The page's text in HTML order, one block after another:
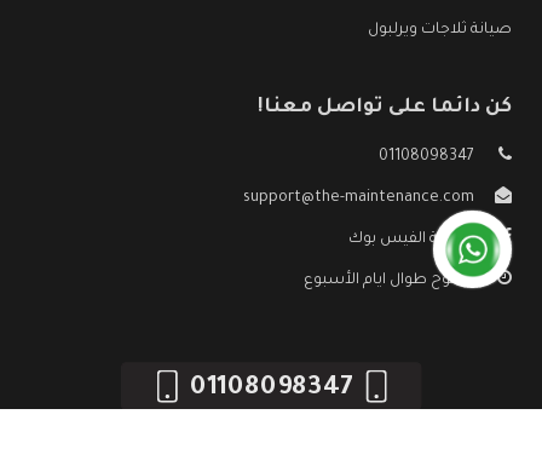
صيانة ثلاجات ويرلبول
كن دائما على تواصل معنا!
01108098347
support@the-maintenance.com
صفحة الفيس بوك
مفتوح طوال ايام الأسبوع
01108098347